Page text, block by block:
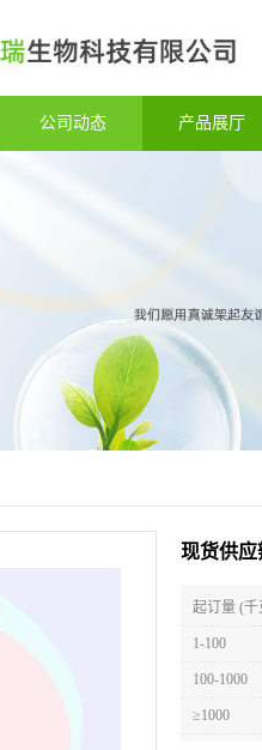
公司动态 产品展厅
现货供应
起订量 (千
1-100
100-1000
≥1000